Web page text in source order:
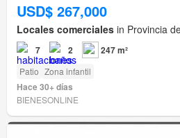
USD$ 267,000
Locales comerciales in Provincia
7 2 247 m²
Patio Zona infantil
Hace 30+ días
BIENESONLINE